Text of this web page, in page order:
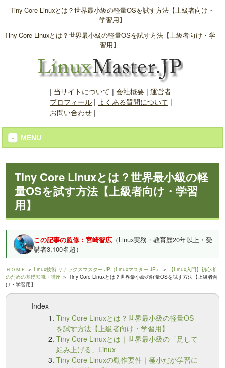
Tiny Core Linuxとは？世界最小級の軽量OSを試す方法【上級者向け・
学習用】
Tiny Core Linuxとは？世界最小級の軽量OSを試す方法【上級者向け・学
習用】
| 当サイトについて | 会社概要| 運営者
プロフィール| よくある質問について |
お問い合わせ|
MENU
Tiny Core Linuxとは？世界最小級の軽
量OSを試す方法【上級者向け・学習
用】
この記事の監修：宮崎智広 （Linux実務・教育歴20年以上・受
講者3,100名超）
ＨＯＭＥ ＞Linux技術 リナックスマスター.JP（Linuxマスター.JP） ＞
【Linux入門】初心者
のための基礎知識・講座 ＞ Tiny Core Linuxとは？世界最小級の軽量OSを試す方法【上級者向
け・学習用】
Index
Tiny Core Linuxとは？世界最小級の軽量OS
を試す方法【上級者向け・学習用】
Tiny Core Linuxとは｜世界最小級の「足して
組み上げる」Linux
Tiny Core Linuxの動作要件｜極小だが学習に